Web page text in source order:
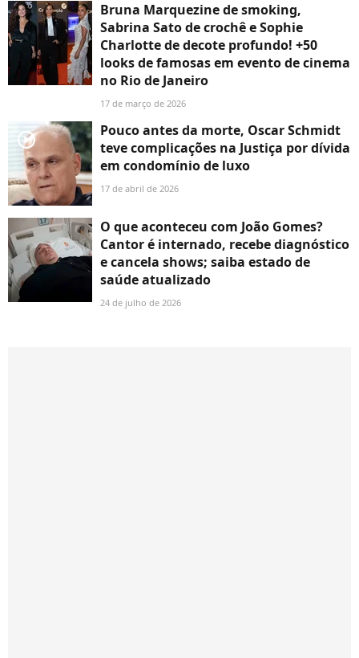
Bruna Marquezine de smoking,
Sabrina Sato de crochê e Sophie
Charlotte de decote profundo! +50
looks de famosas em evento de cinema
no Rio de Janeiro
17 de março de 2026
player2
Pouco antes da morte, Oscar Schmidt
teve complicações na Justiça por dívida
em condomínio de luxo
17 de abril de 2026
O que aconteceu com João Gomes?
Cantor é internado, recebe diagnóstico
e cancela shows; saiba estado de
saúde atualizado
24 de julho de 2026